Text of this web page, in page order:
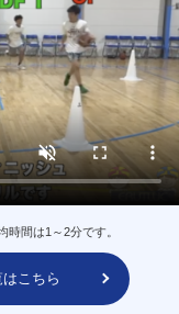
時間は1～2分です。
こちら